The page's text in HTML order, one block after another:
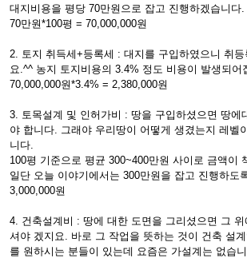
대지비용을 평당 70만원으로 잡고 진행하겠습니다.
70만원*100평 = 70,000,000원
2. 토지 취득세+등록세 : 대지를 구입하였으니 취등
요.^^ 농지 토지비용의 3.4% 정도 비용이 발생되어
70,000,000원*3.4% = 2,380,000원
3. 토목설계 및 인허가비 : 땅을 구입하셨으면 땅에
야 합니다. 그래야 우리땅이 어떻게 생겼는지 레벨
니다.
100평 기준으로 평균 300~400만원 사이로 금액이
일단 오늘 이야기에서는 300만원을 잡고 진행하도
3,000,000원
4. 건축설계비 : 땅에 대한 도면을 그리셨으면 그
셔야 겠지요. 바로 그 작업을 뜻하는 것이 건축 설
를 원하시는 분들이 있는데 요즘은 가설계는 없습